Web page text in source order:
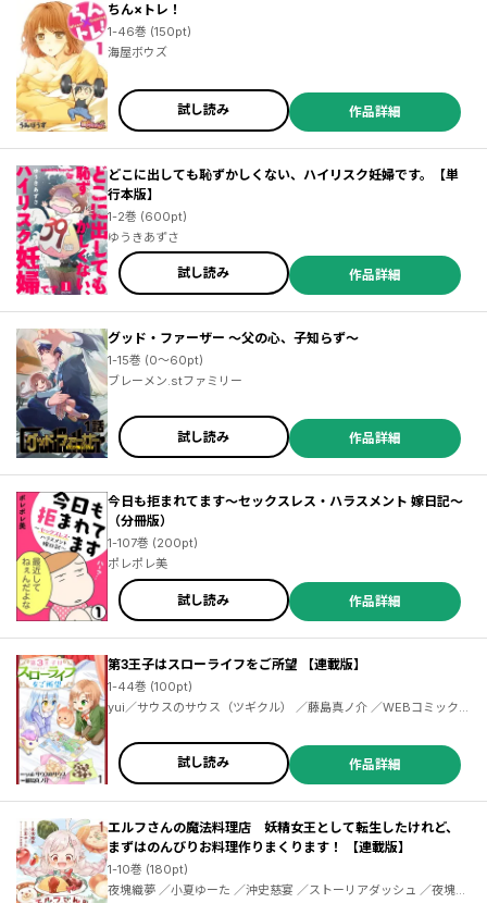
ちん×トレ！
1-46巻 (150pt)
海屋ボウズ
試し読み 作品詳細
どこに出しても恥ずかしくない、ハイリスク妊婦です。【単
行本版】
1-2巻 (600pt)
ゆうきあずさ
試し読み 作品詳細
グッド・ファーザー ～父の心、子知らず～
1-15巻 (0～60pt)
ブレーメン.stファミリー
試し読み 作品詳細
今日も拒まれてます～セックスレス・ハラスメント 嫁日記～
（分冊版）
1-107巻 (200pt)
ポレポレ美
試し読み 作品詳細
第3王子はスローライフをご所望 【連載版】
1-44巻 (100pt)
yui／サウスのサウス（ツギクル） ／藤島真ノ介 ／WEBコミックガ
試し読み 作品詳細
エルフさんの魔法料理店 妖精女王として転生したけれど、
まずはのんびりお料理作りまくります！ 【連載版】
1-10巻 (180pt)
夜塊織夢 ／小夏ゆーた ／沖史慈宴 ／ストーリアダッシュ ／夜塊織